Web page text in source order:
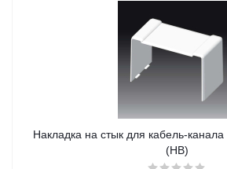
Накладка на стык для кабель-
(HB)